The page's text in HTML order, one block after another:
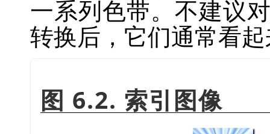
一系列色带。不建议
转换后，它们通常看
图 6.2. 索引图像